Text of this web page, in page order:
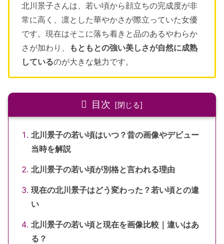
北川景子さんは、若い頃から顔立ちの完成度が非
常に高く、凛とした華やかさが際立っていた女優
です。現在はそこに落ち着きと品のあるやわらか
さが加わり、
もともとの強い美しさが自然に成熟
しているのが大きな魅力です。
目次
北川景子の若い頃はいつ？昔の画像やデビュー
当時を解説
北川景子の若い頃が別格と言われる理由
現在の北川景子はどう変わった？若い頃との違
い
北川景子の若い頃と現在を画像比較｜違いはあ
る？